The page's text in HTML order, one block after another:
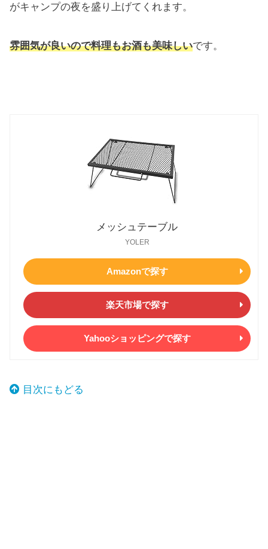
がキャンプの夜を盛り上げてくれます。
雰囲気が良いので料理もお酒も美味しいです。
メッシュテーブル
YOLER
Amazonで探す
楽天市場で探す
Yahooショッピングで探す
目次にもどる